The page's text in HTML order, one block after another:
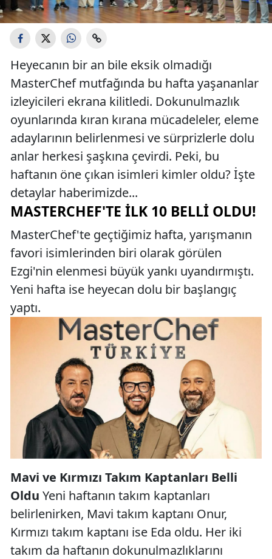
Heyecanın bir an bile eksik olmadığı
MasterChef mutfağında bu hafta yaşananlar
izleyicileri ekrana kilitledi. Dokunulmazlık
oyunlarında kıran kırana mücadeleler, eleme
adaylarının belirlenmesi ve sürprizlerle dolu
anlar herkesi şaşkına çevirdi. Peki, bu
haftanın öne çıkan isimleri kimler oldu? İşte
detaylar haberimizde...
MASTERCHEF'TE İLK 10 BELLI OLDU!
MasterChef'te geçtiğimiz hafta, yarışmanın
favori isimlerinden biri olarak görülen
Ezgi'nin elenmesi büyük yankı uyandırmıştı.
Yeni hafta ise heyecan dolu bir başlangıç
yaptı.
Mavi ve Kırmızı Takım Kaptanları Belli
Oldu Yeni haftanın takım kaptanları
belirlenirken, Mavi takım kaptanı Onur,
Kırmızı takım kaptanı ise Eda oldu. Her iki
takım da haftanın dokunulmazlıklarını